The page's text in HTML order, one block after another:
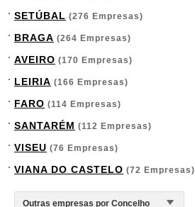
SETÚBAL (276 Empresas)
BRAGA (264 Empresas)
AVEIRO (170 Empresas)
LEIRIA (166 Empresas)
FARO (114 Empresas)
SANTARÉM (112 Empresas)
VISEU (76 Empresas)
VIANA DO CASTELO (72 Empresas)